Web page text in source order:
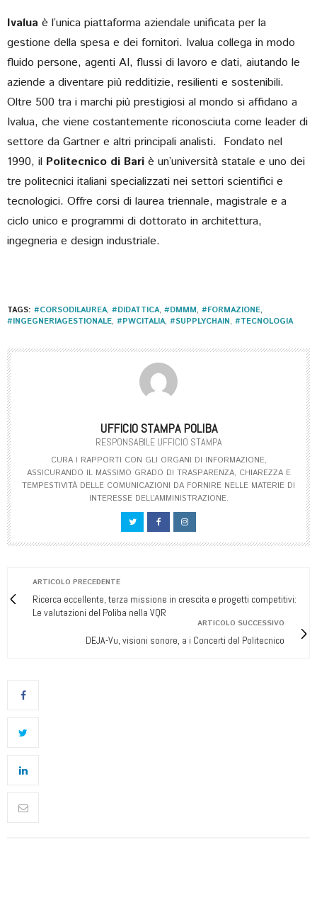
Ivalua è l’unica piattaforma aziendale unificata per la
gestione della spesa e dei fornitori. Ivalua collega in modo
fluido persone, agenti AI, flussi di lavoro e dati, aiutando le
aziende a diventare più redditizie, resilienti e sostenibili.
Oltre 500 tra i marchi più prestigiosi al mondo si affidano a
Ivalua, che viene costantemente riconosciuta come leader di
settore da Gartner e altri principali analisti. Fondato nel
1990, il Politecnico di Bari è un’università statale e uno dei
tre politecnici italiani specializzati nei settori scientifici e
tecnologici. Offre corsi di laurea triennale, magistrale e a
ciclo unico e programmi di dottorato in architettura,
ingegneria e design industriale.
TAGS: #CORSODILAUREA, #DIDATTICA, #DMMM, #FORMAZIONE,
#INGEGNERIAGESTIONALE, #PWCITALIA, #SUPPLYCHAIN, #TECNOLOGIA
UFFICIO STAMPA POLIBA
RESPONSABILE UFFICIO STAMPA
CURA I RAPPORTI CON GLI ORGANI DI INFORMAZIONE,
ASSICURANDO IL MASSIMO GRADO DI TRASPARENZA, CHIAREZZA E
TEMPESTIVITÀ DELLE COMUNICAZIONI DA FORNIRE NELLE MATERIE DI
INTERESSE DELL’AMMINISTRAZIONE.
ARTICOLO PRECEDENTE
Ricerca eccellente, terza missione in crescita e progetti competitivi:
Le valutazioni del Poliba nella VQR
ARTICOLO SUCCESSIVO
DEJA-Vu, visioni sonore, a i Concerti del Politecnico